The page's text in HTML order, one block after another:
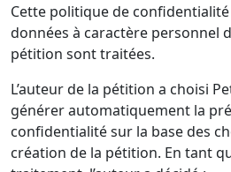
Cette politique de
données à caractère personnel
pétition sont traitées.
L’auteur de la pétition a choisi
générer automatiquement la
confidentialité sur la base des
création de la pétition. En tant